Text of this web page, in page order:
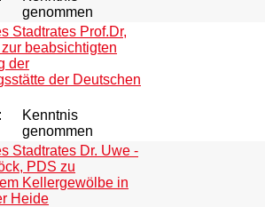
genommen
Stadtrates Prof.Dr,
beabsichtigten
der
der Deutschen
Kenntnis
genommen
Stadtrates Dr. Uwe -
PDS zu
Kellergewölbe in
Heide